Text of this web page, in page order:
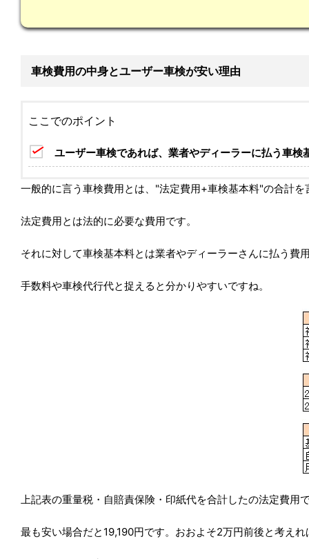
車検費用の中身とユーザー車検が安い理由
ここでのポイント
ユーザー車検であれば、業者やディーラーに払う車検
一般的に言う車検費用とは、"法定費用+車検基本料"の合計を
法定費用とは法的に必要な費用です。
それに対して車検基本料とは業者やディーラーさんに払う費用
手数料や車検代行代と捉えると分かりやすいですね。
上記表の重量税・自賠責保険・印紙代を合計したの法定費用で
最も安い場合だと19,190円です。おおよそ2万円前後と考えれ